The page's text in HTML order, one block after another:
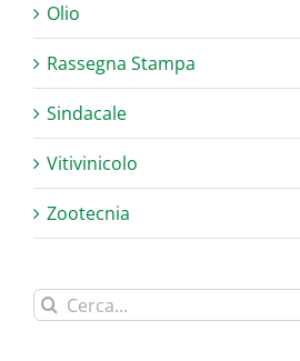
Olio
Rassegna Stampa
Sindacale
Vitivinicolo
Zootecnia
Cerca
per: